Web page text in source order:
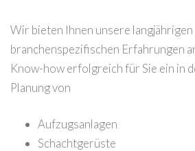
Wir bieten Ihnen unsere langjährigen
branchenspezifischen Erfahrungen
Know-how erfolgreich für Sie ein in
Planung von
Aufzugsanlagen
Schachtgerüste